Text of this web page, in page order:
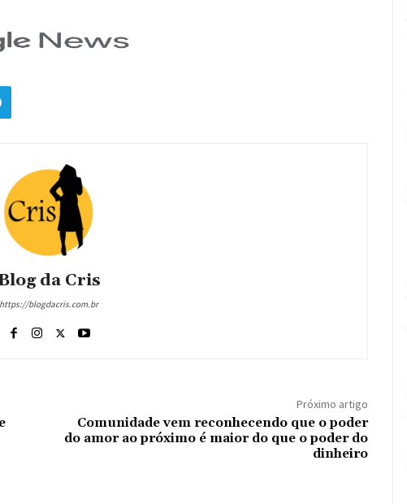
da Cris
https://blogdacris.com.br
Próximo artigo
Comunidade vem reconhecendo que o poder
do amor ao próximo é maior do que o poder do
dinheiro